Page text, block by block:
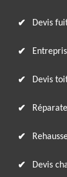
Devis
Devis
Devis